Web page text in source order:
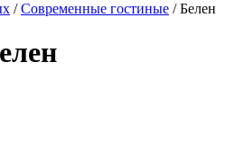
/Современные гостиные / Белен